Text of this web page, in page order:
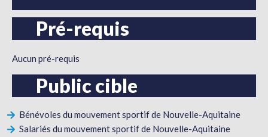
Pré-requis
Aucun pré-requis
Public cible
Bénévoles du mouvement sportif de Nouvelle-Aquitaine
Salariés du mouvement sportif de Nouvelle-Aquitaine